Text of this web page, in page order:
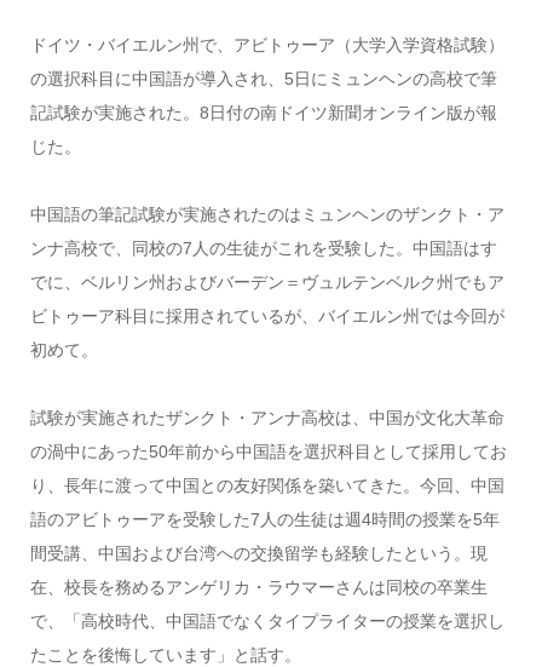
ドイツ・バイエルン州で、アビトゥーア（大学入学資格試験）
の選択科目に中国語が導入され、5日にミュンヘンの高校で筆
記試験が実施された。8日付の南ドイツ新聞オンライン版が報
じた。
中国語の筆記試験が実施されたのはミュンヘンのザンクト・ア
ンナ高校で、同校の7人の生徒がこれを受験した。中国語はす
でに、ベルリン州およびバーデン＝ヴュルテンベルク州でもア
ビトゥーア科目に採用されているが、バイエルン州では今回が
初めて。
試験が実施されたザンクト・アンナ高校は、中国が文化大革命
の渦中にあった50年前から中国語を選択科目として採用してお
り、長年に渡って中国との友好関係を築いてきた。今回、中国
語のアビトゥーアを受験した7人の生徒は週4時間の授業を5年
間受講、中国および台湾への交換留学も経験したという。現
在、校長を務めるアンゲリカ・ラウマーさんは同校の卒業生
で、「高校時代、中国語でなくタイプライターの授業を選択し
たことを後悔しています」と話す。